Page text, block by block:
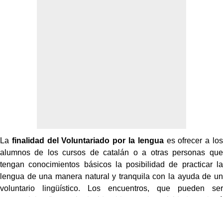
La finalidad del Voluntariado por la lenguaes ofrecer a los
alumnos de los cursos de catalán o a otras personas que
tengan conocimientos básicos la posibilidad de practicar la
lengua de una manera natural y tranquila con la ayuda de un
voluntario lingüístico. Los encuentros, que pueden ser